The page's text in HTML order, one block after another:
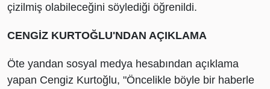
çizilmiş olabileceğini söylediği öğrenildi.
CENGİZ KURTOĞLU'NDAN AÇIKLAMA
Öte yandan sosyal medya hesabından açıklama
yapan Cengiz Kurtoğlu, "Öncelikle böyle bir haberle